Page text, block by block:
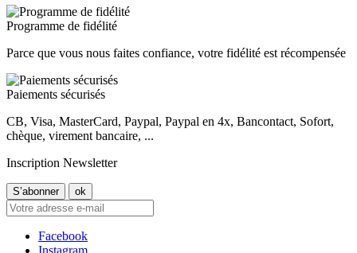
Programme de fidélité
Parce que vous nous faites confiance, votre fidélité est récompensée
Paiements sécurisés
CB, Visa, MasterCard, Paypal, Paypal en 4x, Bancontact, Sofort,
chèque, virement bancaire, ...
Inscription Newsletter
Facebook
Instagram